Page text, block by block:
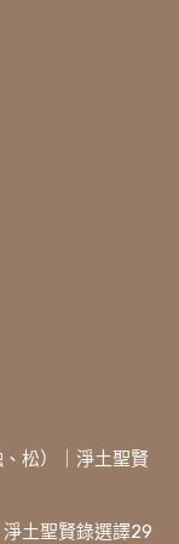
松）｜淨土聖賢
土聖賢錄選譯29